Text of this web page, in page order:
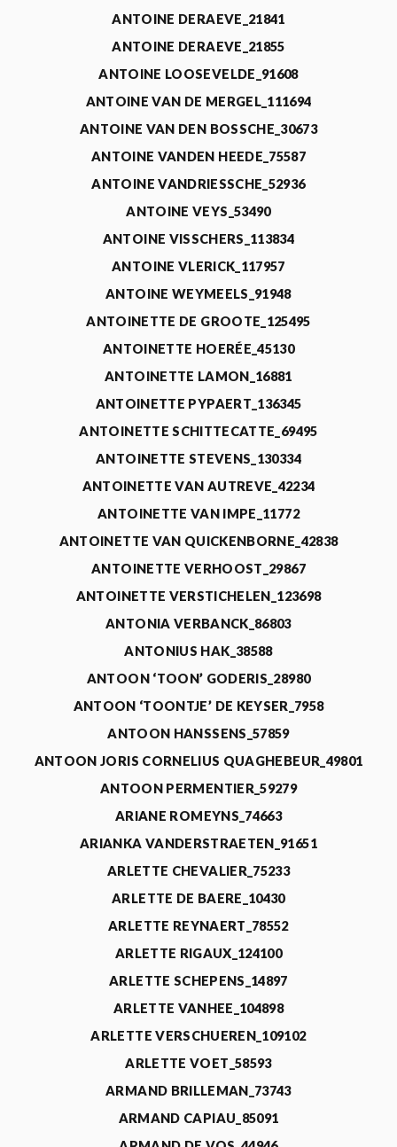
ANTOINE DERAEVE_21841
ANTOINE DERAEVE_21855
ANTOINE LOOSEVELDE_91608
ANTOINE VAN DE MERGEL_111694
ANTOINE VAN DEN BOSSCHE_30673
ANTOINE VANDEN HEEDE_75587
ANTOINE VANDRIESSCHE_52936
ANTOINE VEYS_53490
ANTOINE VISSCHERS_113834
ANTOINE VLERICK_117957
ANTOINE WEYMEELS_91948
ANTOINETTE DE GROOTE_125495
ANTOINETTE HOERÉE_45130
ANTOINETTE LAMON_16881
ANTOINETTE PYPAERT_136345
ANTOINETTE SCHITTECATTE_69495
ANTOINETTE STEVENS_130334
ANTOINETTE VAN AUTREVE_42234
ANTOINETTE VAN IMPE_11772
ANTOINETTE VAN QUICKENBORNE_42838
ANTOINETTE VERHOOST_29867
ANTOINETTE VERSTICHELEN_123698
ANTONIA VERBANCK_86803
ANTONIUS HAK_38588
ANTOON ‘TOON’ GODERIS_28980
ANTOON ‘TOONTJE’ DE KEYSER_7958
ANTOON HANSSENS_57859
ANTOON JORIS CORNELIUS QUAGHEBEUR_49801
ANTOON PERMENTIER_59279
ARIANE ROMEYNS_74663
ARIANKA VANDERSTRAETEN_91651
ARLETTE CHEVALIER_75233
ARLETTE DE BAERE_10430
ARLETTE REYNAERT_78552
ARLETTE RIGAUX_124100
ARLETTE SCHEPENS_14897
ARLETTE VANHEE_104898
ARLETTE VERSCHUEREN_109102
ARLETTE VOET_58593
ARMAND BRILLEMAN_73743
ARMAND CAPIAU_85091